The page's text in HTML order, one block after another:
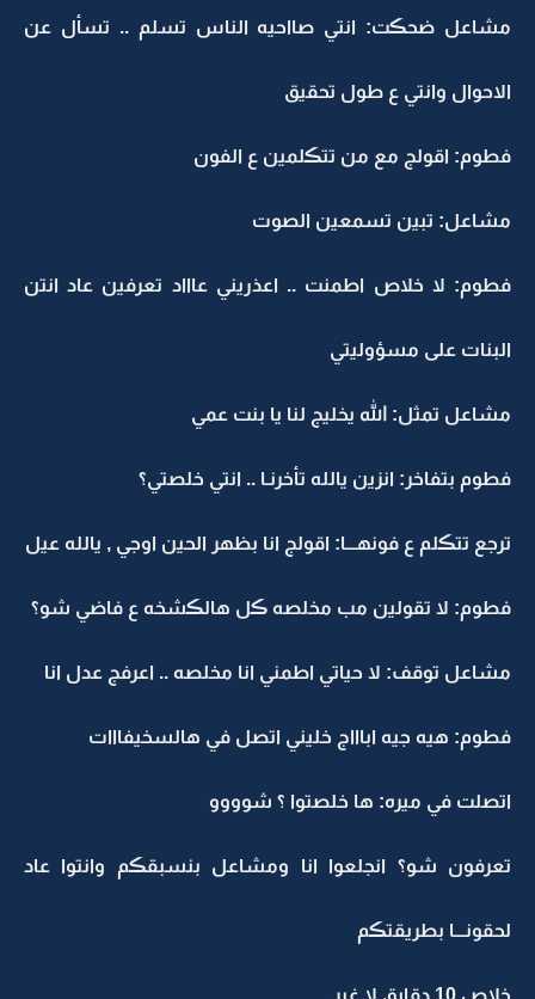
مشاعل ضحڪت: انتي صااحيه الناس تسلم .. تسأل عن
الاحوال وانتي ع طول تحقيق
فطوم: اقولج مع من تتڪلمين ع الفون
مشاعل: تبين تسمعين الصوت
فطوم: لا خلاص اطمنت .. اعذريني عاااد تعرفين عاد انتن
البنات على مسؤوليتي
مشاعل تمثل: الله يخليج لنا يا بنت عمي
فطوم بتفاخر: انزين يالله تأخرنـا .. انتي خلصتي؟
ترجع تتڪلم ع فونهـــا: اقولج انا بظهر الحين اوجي , يالله عيل
فطوم: لا تقولين مب مخلصه ڪل هالڪشخه ع فاضي شو؟
مشاعل توقف: لا حياتي اطمني انا مخلصه .. اعرفج عدل انا
فطوم: هيه جيه اباااج خليني اتصل في هالسخيفااات
اتصلت في ميره: ها خلصتوا ؟ شوووو
تعرفون شو؟ انجلعوا انا ومشاعل بنسبقڪم وانتوا عاد
لحقونـــا بطريقتڪم
خلاص 10 دقايق لا غير